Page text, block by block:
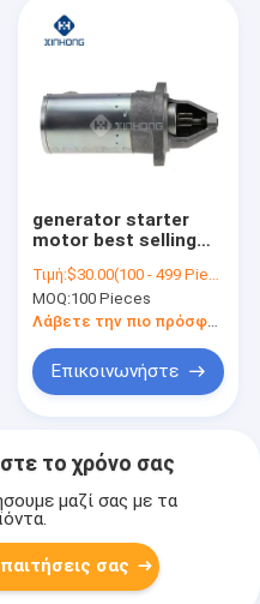
generator starter
motor best selling
VAZ-1118 (LADA
Kalina), VAZ-2170
(LADA PRIORA)
starter motor
5702,3708
Τιμή:$30.00(100 - 499 Pieces) $20.00(>=500 Pieces)
MOQ:100 Pieces
Λάβετε την πιο πρόσφατη τιμή
Επικοινωνήστε
το χρόνο σας
μαζί σας με τα
σας